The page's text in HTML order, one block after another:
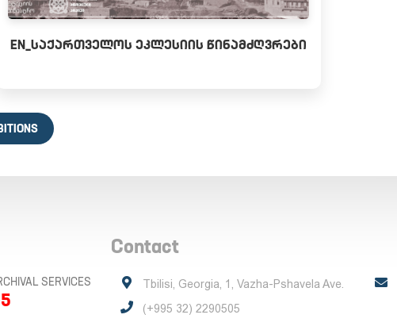
EN_ᲡᲐᲥᲐᲠᲗᲕᲔᲚᲝᲡ ᲔᲙᲚᲔᲡᲘᲘᲡ ᲬᲘᲜᲐᲛᲫᲦᲕᲠᲔᲑᲘ
SERVICES
Contact
Tbilisi, Georgia, 1, Vazha-Pshavela Ave.
(+995 32) 2290505